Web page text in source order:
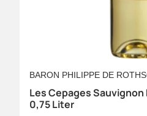
BARON PHILIPPE DE
Les Cepages Sauvignon
0,75 Liter